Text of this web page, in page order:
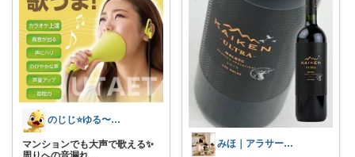
のじじ⭐️ゆる〜くのんびり便利✨🌈生活
マンションでも大声で歌える✨
みほ｜アラサー主婦｜共働き｜2児育児中